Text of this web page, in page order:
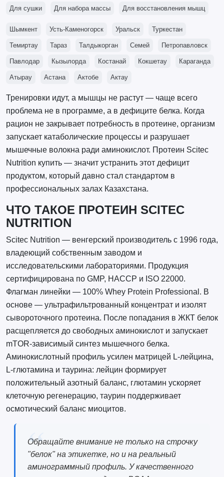
Для сушки Для набора массы Для восстановления мышц
Шымкент Усть-Каменогорск Уральск Туркестан
Темиртау Тараз Талдыкорган Семей Петропавловск
Павлодар Кызылорда Костанай Кокшетау Караганда
Атырау Астана Актобе Актау
Тренировки идут, а мышцы не растут — чаще всего
проблема не в программе, а в дефиците белка. Когда
рацион не закрывает потребность в протеине, организм
запускает катаболические процессы и разрушает
мышечные волокна ради аминокислот. Протеин Scitec
Nutrition купить — значит устранить этот дефицит
продуктом, который давно стал стандартом в
профессиональных залах Казахстана.
ЧТО ТАКОЕ ПРОТЕИН SCITEC
NUTRITION
Scitec Nutrition — венгерский производитель с 1996 года,
владеющий собственным заводом и
исследовательскими лабораториями. Продукция
сертифицирована по GMP, HACCP и ISO 22000.
Флагман линейки — 100% Whey Protein Professional. В
основе — ультрафильтрованный концентрат и изолят
сывороточного протеина. После попадания в ЖКТ белок
расщепляется до свободных аминокислот и запускает
mTOR-зависимый синтез мышечного белка.
Аминокислотный профиль усилен матрицей L-лейцина,
L-глютамина и таурина: лейцин формирует
положительный азотный баланс, глютамин ускоряет
клеточную регенерацию, таурин поддерживает
осмотический баланс миоцитов.
Обращайте внимание не только на строчку
"белок" на этикетке, но и на реальный
аминограммный профиль. У качественного